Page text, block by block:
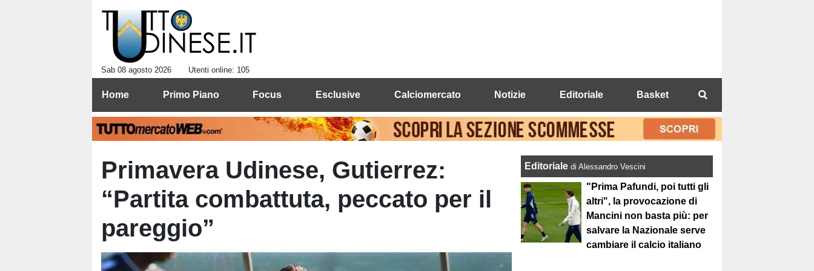
Sab 08 agosto 2026 Utenti online: 105
Home Primo Piano Focus Esclusive Calciomercato Notizie Editoriale Basket
Primavera Udinese, Gutierrez:
“Partita combattuta, peccato per il
pareggio”
Editorialedi Alessandro Vescini
"Prima Pafundi, poi tutti gli
altri", la provocazione di
Mancini non basta più: per
salvare la Nazionale serve
cambiare il calcio italiano